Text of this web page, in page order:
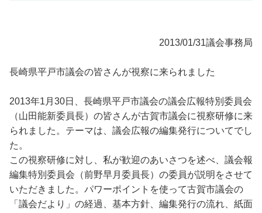
2013/01/31議会事務局
長崎県平戸市議会の皆さんが視察に来られました
2013年1月30日、長崎県平戸市議会の議会広報特別委員会
（山田能新委員長）の皆さんが古賀市議会に視察研修に来
られました。テーマは、議会広報の編集発行についてでし
た。
この視察研修に対し、私が歓迎のあいさつを述べ、議会報
編集特別委員会（前野早月委員長）の委員が説明をさせて
いただきました。パワーポイントを使って古賀市議会の
「議会だより」の経過、基本方針、編集発行の流れ、紙面